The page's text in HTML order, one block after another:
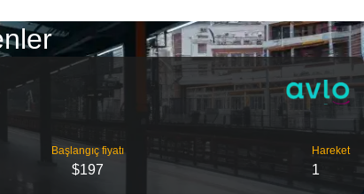
Başlangıç ​​fiyatı
$197
Hareket
1